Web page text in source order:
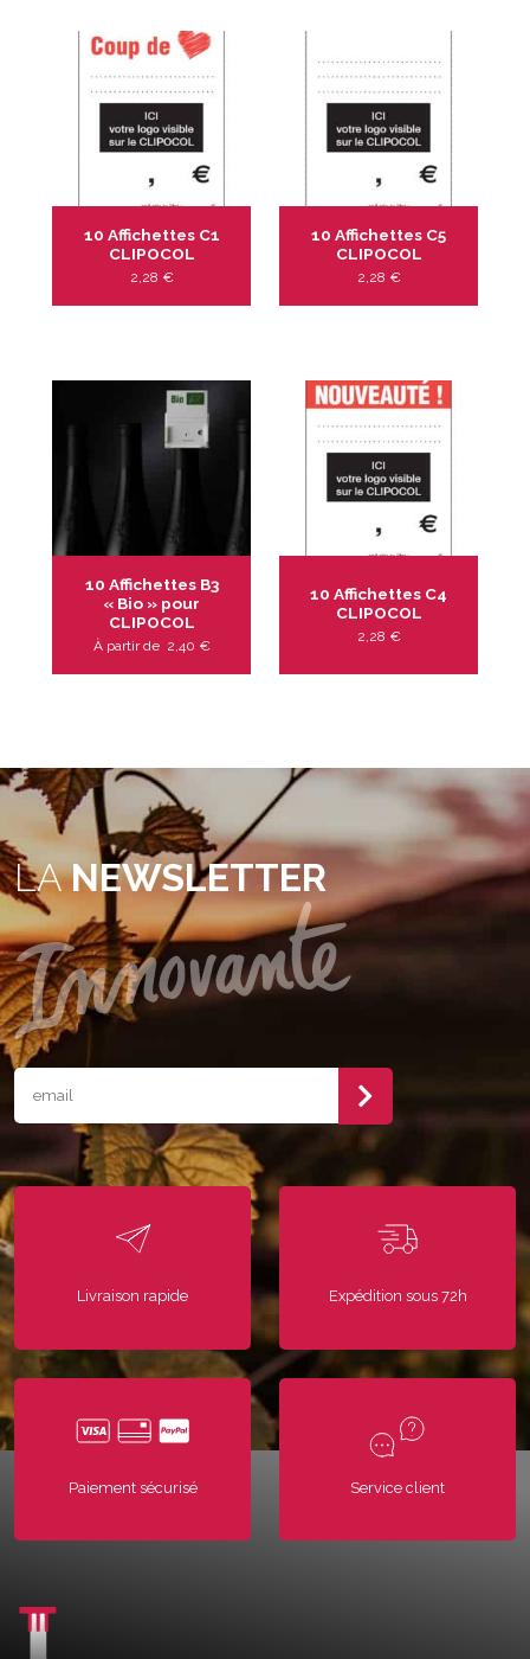
10 Affichettes C1
CLIPOCOL
2,28 €
10 Affichettes C5
CLIPOCOL
2,28 €
10 Affichettes B3
« Bio » pour
CLIPOCOL
À partir de 2,40 €
10 Affichettes C4
CLIPOCOL
2,28 €
LANEWSLETTER
Livraison rapide Expédition sous 72h
Paiement sécurisé Service client